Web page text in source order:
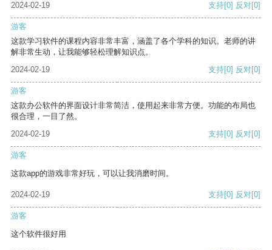
2024-02-19
支持[0] 反对[0]
游客
这款学习软件的课程内容非常丰富，涵盖了各个学科的知识。老师的讲
解非常生动，让我能够轻松理解知识点。
2024-02-19
支持[0] 反对[0]
游客
这款办公软件的界面设计非常简洁，使用起来非常方便。功能的布局也
很合理，一目了然。
2024-02-19
支持[0] 反对[0]
游客
这款app的游戏非常好玩，可以让我消磨时间。
2024-02-19 支持[0] 反对[0]
游客
这个软件很好用